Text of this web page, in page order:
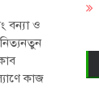
বন্যা ও
কাজ